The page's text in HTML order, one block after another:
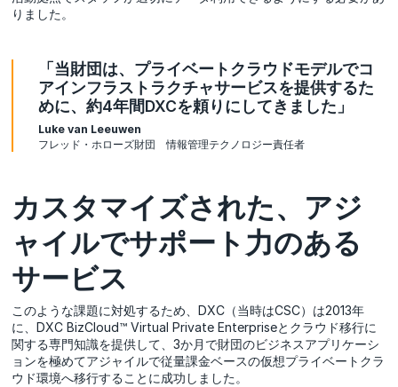
りました。
「当財団は、プライベートクラウドモデルでコ
アインフラストラクチャサービスを提供するた
めに、約4年間DXCを頼りにしてきました」
Luke van Leeuwen
フレッド・ホローズ財団 情報管理テクノロジー責任者
カスタマイズされた、アジ
ャイルでサポート力のある
サービス
このような課題に対処するため、DXC（当時はCSC）は2013年
に、DXC BizCloud™ Virtual Private Enterpriseとクラウド移行に
関する専門知識を提供して、3か月で財団のビジネスアプリケーシ
ョンを極めてアジャイルで従量課金ベースの仮想プライベートクラ
ウド環境へ移行することに成功しました。